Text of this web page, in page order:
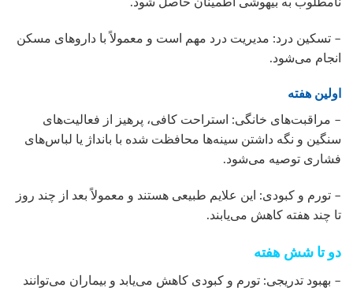
– تسکین درد: مدیریت درد مهم است و معمولاً با داروهای مسکن
انجام می‌شود.
اولین هفته
– مراقبت‌های خانگی: استراحت کافی، پرهیز از فعالیت‌های
سنگین و نگه داشتن سینه‌ها محافظت شده با بانداژ یا لباس‌های
فشاری توصیه می‌شود.
– تورم و کبودی: این علایم طبیعی هستند و معمولاً بعد از چند روز
تا چند هفته کاهش می‌یابند.
دو تا شش هفته
– بهبود تدریجی: تورم و کبودی کاهش می‌یابد و بیماران می‌توانند